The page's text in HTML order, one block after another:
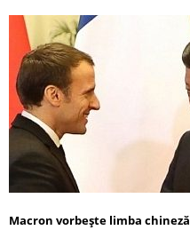
Macron vorbește limba chineză